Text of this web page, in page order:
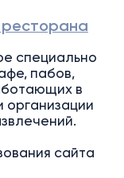
специально
пабов,
в
организации
сайта